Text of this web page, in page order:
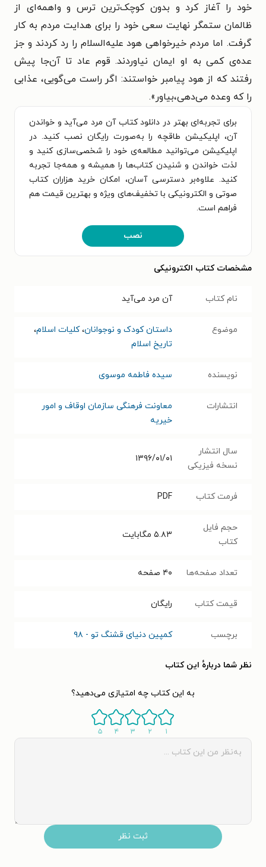
خود را آغاز کرد و بدون کوچک‌ترین ترس و واهمه‌ای از
ظالمان ستمگر نهایت سعی خود را برای هدایت مردم به کار
گرفت. اما مردم خیر‌خواهی هود علیه‌السلام را رد کردند و جز
عده‌ی کمی به او ایمان نیاوردند. قوم عاد تا آن‌جا پیش
رفتند که از هود پیامبر خواستند: اگر راست می‌گویی، عذابی
را که وعده می‌دهی،‌بیاور».
برای تجربه‌ای بهتر در دانلود کتاب آن مرد می‌آید و خواندن
آن، اپلیکیشن طاقچه را به‌صورت رایگان نصب کنید. در
اپلیکیشن می‌توانید مطالعه‌ی خود را شخصی‌سازی کنید و
لذت خواندن و شنیدن کتاب‌ها را همیشه و همه‌جا تجربه
کنید. علاوه‌بر دسترسی آسان، امکان خرید هزاران کتاب
صوتی و الکترونیکی با تخفیف‌های ویژه و بهترین قیمت هم
فراهم است.
نصب
مشخصات کتاب الکترونیکی
نام کتاب آن مرد می‌آید
موضوع داستان کودک و نوجوانان،کلیات اسلام،
تاریخ اسلام
نویسنده سیده فاطمه موسوی
انتشارات
معاونت فرهنگی سازمان اوقاف و امور
خیریه
سال انتشار
نسخه فیزیکی
۱۳۹۶/۰۱/۰۱
فرمت کتاب PDF
حجم فایل
کتاب
۵.۸۳ مگابایت
تعداد صفحه‌ها ۴۰ صفحه
قیمت کتاب رایگان
برچسب کمپین دنیای قشنگ تو - ۹۸
نظر شما دربارهٔ این کتاب
به این کتاب چه امتیازی می‌دهید؟
۱ ۲ ۳ ۴ ۵
ثبت نظر